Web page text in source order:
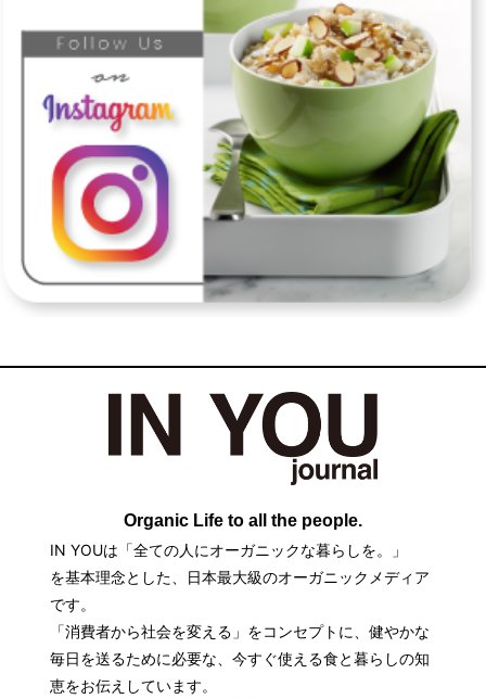
Organic Life to all the people.
IN YOUは「全ての人にオーガニックな暮らしを。」
を基本理念とした、日本最大級のオーガニックメディア
です。
「消費者から社会を変える」をコンセプトに、健やかな
毎日を送るために必要な、今すぐ使える食と暮らしの知
恵をお伝えしています。